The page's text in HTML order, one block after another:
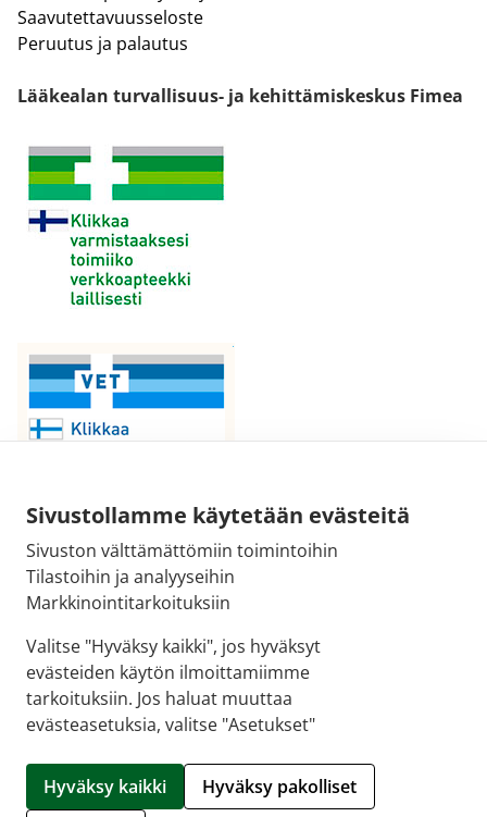
Sivustollamme käytetään evästeitä
Sivuston välttämättömiin toimintoihin
Tilastoihin ja analyyseihin
Markkinointitarkoituksiin
Valitse "Hyväksy kaikki", jos hyväksyt
evästeiden käytön ilmoittamiimme
tarkoituksiin. Jos haluat muuttaa
evästeasetuksia, valitse "Asetukset"
Hyväksy kaikki Hyväksy pakolliset
Saavutettavuusseloste
Peruutus ja palautus
Lääkealan turvallisuus- ja kehittämiskeskus Fimea
Sähköpostiosoite:
kirjaamo@fimea.fi
Fimean vaihde:
029 522 3341
Hallitse evästeitä